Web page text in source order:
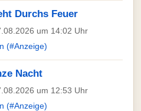
Durchs Feuer
um 14:02 Uhr
(#Anzeige)
Nacht
um 12:53 Uhr
(#Anzeige)